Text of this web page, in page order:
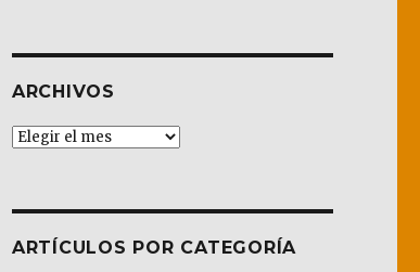
ARCHIVOS
Archivos
ARTÍCULOS POR CATEGORÍA